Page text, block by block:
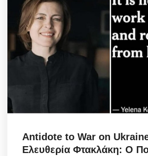
Antidote to War on
Ελευθερία Φτακλάκη: Ο